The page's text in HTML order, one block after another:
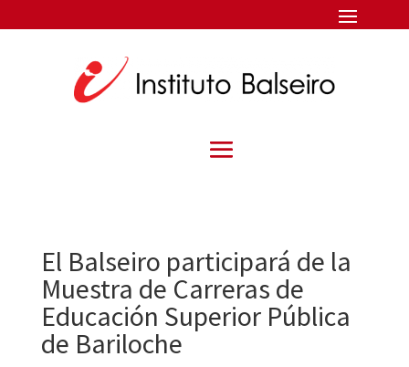
El Balseiro participará de la
Muestra de Carreras de
Educación Superior Pública
de Bariloche